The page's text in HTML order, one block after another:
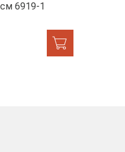
6919-1